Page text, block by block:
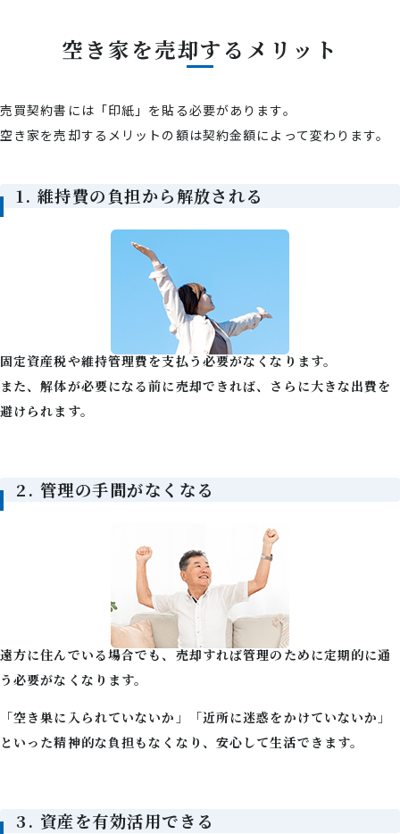
空き家を売却するメリット
売買契約書には「印紙」を貼る必要があります。
空き家を売却するメリットの額は契約金額によって変わります。
1. 維持費の負担から解放される
固定資産税や維持管理費を支払う必要がなくなります。
また、解体が必要になる前に売却できれば、さらに大きな出費を
避けられます。
2. 管理の手間がなくなる
遠方に住んでいる場合でも、売却すれば管理のために定期的に通
う必要がなくなります。
「空き巣に入られていないか」「近所に迷惑をかけていないか」
といった精神的な負担もなくなり、安心して生活できます。
3. 資産を有効活用できる